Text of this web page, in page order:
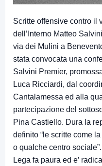
Scritte offensive contro il
dell’Interno Matteo
via dei Mulini a
stata convocata una
Salvini Premier,
Luca Ricciardi, dal
Cantalamessa ed alla
partecipazione del
Pina Castiello. Dura la
definito “le scritte come
o qualche centro
Lega fa paura ed e’